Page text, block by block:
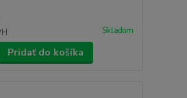
Skladom
Pridať do košíka